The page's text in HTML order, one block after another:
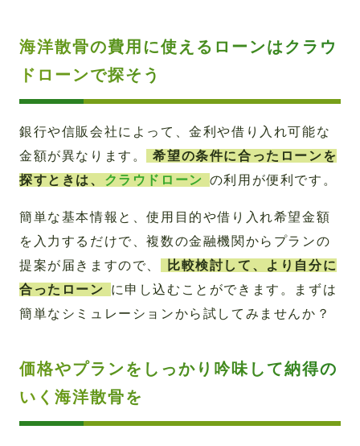
海洋散骨の費用に使えるローンはクラウ
ドローンで探そう
銀行や信販会社によって、金利や借り入れ可能な
金額が異なります。
希望の条件に合ったローンを
探すときは、 クラウドローン の利用が便利です。
簡単な基本情報と、使用目的や借り入れ希望金額
を入力するだけで、複数の金融機関からプランの
提案が届きますので、
比較検討して、より自分に
合ったローン
に申し込むことができます。まずは
簡単なシミュレーションから試してみませんか？
価格やプランをしっかり吟味して納得の
いく海洋散骨を